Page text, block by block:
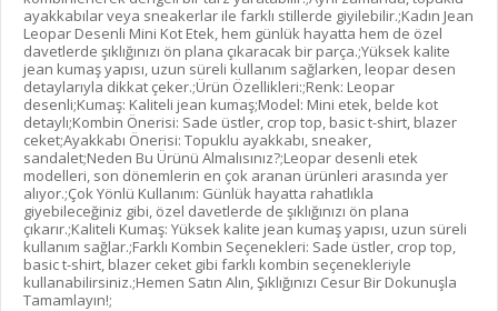
ayakkabılar veya sneakerlar ile farklı stillerde giyilebilir.;Kadın Jean
Leopar Desenli Mini Kot Etek, hem günlük hayatta hem de özel
davetlerde şıklığınızı ön plana çıkaracak bir parça.;Yüksek kalite
jean kumaş yapısı, uzun süreli kullanım sağlarken, leopar desen
detaylarıyla dikkat çeker.;Ürün Özellikleri:;Renk: Leopar
desenli;Kumaş: Kaliteli jean kumaş;Model: Mini etek, belde kot
detaylı;Kombin Önerisi: Sade üstler, crop top, basic t-shirt, blazer
ceket;Ayakkabı Önerisi: Topuklu ayakkabı, sneaker,
sandalet;Neden Bu Ürünü Almalısınız?;Leopar desenli etek
modelleri, son dönemlerin en çok aranan ürünleri arasında yer
alıyor.;Çok Yönlü Kullanım: Günlük hayatta rahatlıkla
giyebileceğiniz gibi, özel davetlerde de şıklığınızı ön plana
çıkarır.;Kaliteli Kumaş: Yüksek kalite jean kumaş yapısı, uzun süreli
kullanım sağlar.;Farklı Kombin Seçenekleri: Sade üstler, crop top,
basic t-shirt, blazer ceket gibi farklı kombin seçenekleriyle
kullanabilirsiniz.;Hemen Satın Alın, Şıklığınızı Cesur Bir Dokunuşla
Tamamlayın!;